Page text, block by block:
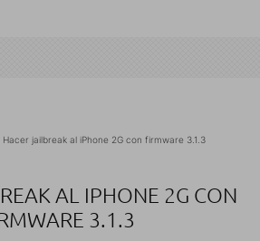
Hacer jailbreak al iPhone 2G con firmware 3.1.3
AL IPHONE 2G CON
3.1.3